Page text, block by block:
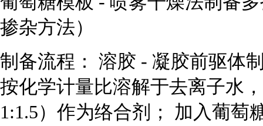
掺杂方法）
制备流程： 溶胶 - 凝胶前驱体
按化学计量比溶解于去离子水
1:1.5）作为络合剂； 加入葡萄